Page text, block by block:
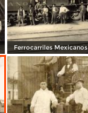
Ferrocarriles Mexicanos